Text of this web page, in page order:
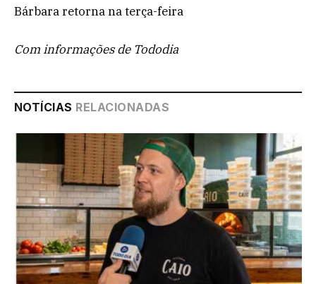
Bárbara retorna na terça-feira
Com informações de Tododia
NOTÍCIAS RELACIONADAS